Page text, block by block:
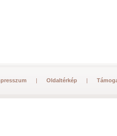
| Oldaltérkép |